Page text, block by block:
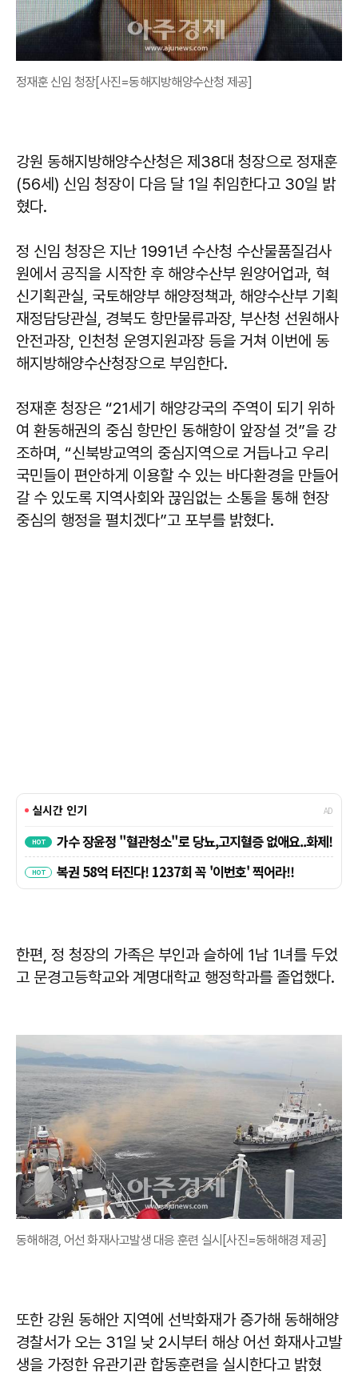
정재훈 신임 청장[사진=동해지방해양수산청 제공]
강원 동해지방해양수산청은 제38대 청장으로 정재훈
(56세) 신임 청장이 다음 달 1일 취임한다고 30일 밝
혔다.
정 신임 청장은 지난 1991년 수산청 수산물품질검사
원에서 공직을 시작한 후 해양수산부 원양어업과, 혁
신기획관실, 국토해양부 해양정책과, 해양수산부 기획
재정담당관실, 경북도 항만물류과장, 부산청 선원해사
안전과장, 인천청 운영지원과장 등을 거쳐 이번에 동
해지방해양수산청장으로 부임한다.
정재훈 청장은 “21세기 해양강국의 주역이 되기 위하
여 환동해권의 중심 항만인 동해항이 앞장설 것”을 강
조하며, “신북방교역의 중심지역으로 거듭나고 우리
국민들이 편안하게 이용할 수 있는 바다환경을 만들어
갈 수 있도록 지역사회와 끊임없는 소통을 통해 현장
중심의 행정을 펼치겠다”고 포부를 밝혔다.
한편, 정 청장의 가족은 부인과 슬하에 1남 1녀를 두었
고 문경고등학교와 계명대학교 행정학과를 졸업했다.
동해해경, 어선 화재사고발생 대응 훈련 실시[사진=동해해경 제공]
또한 강원 동해안 지역에 선박화재가 증가해 동해해양
경찰서가 오는 31일 낮 2시부터 해상 어선 화재사고발
생을 가정한 유관기관 합동훈련을 실시한다고 밝혔